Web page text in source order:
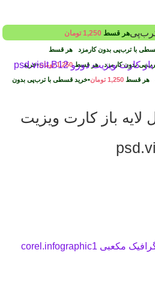
هر قسط1,250 تومان
با ترب‌پی بدون کارمزدهر قسط
بدون کارمزدهر قسط1,250 تومان•خرید
هر قسط1,250 تومان•خرید قسطی با ترب‌پی بدون
لايه باز کارت ويزيت